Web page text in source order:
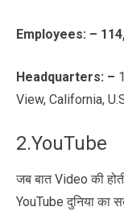
Employees: – 114
Headquarters: –
View, California,
2.YouTube
जब बात Video की
YouTube दुनिया